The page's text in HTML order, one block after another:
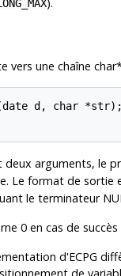
).
vers une chaîne
d, char
deux arguments, le
Le format de
le terminateur
0 en cas de
d'ECPG